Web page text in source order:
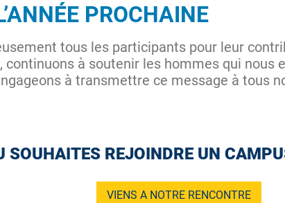
PROCHAINE
tous les participants pour leur
continuons à soutenir les hommes qui nous
à transmettre ce message à tous
SOUHAITES REJOINDRE UN
VIENS A NOTRE RENCONTRE